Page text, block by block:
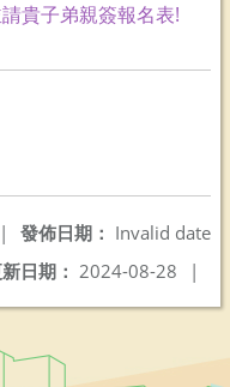
貴子弟親簽報名表!
發佈日期： Invalid date
|
日期： 2024-08-28 |